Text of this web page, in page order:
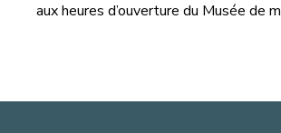
aux heures d’ouverture du Musée de